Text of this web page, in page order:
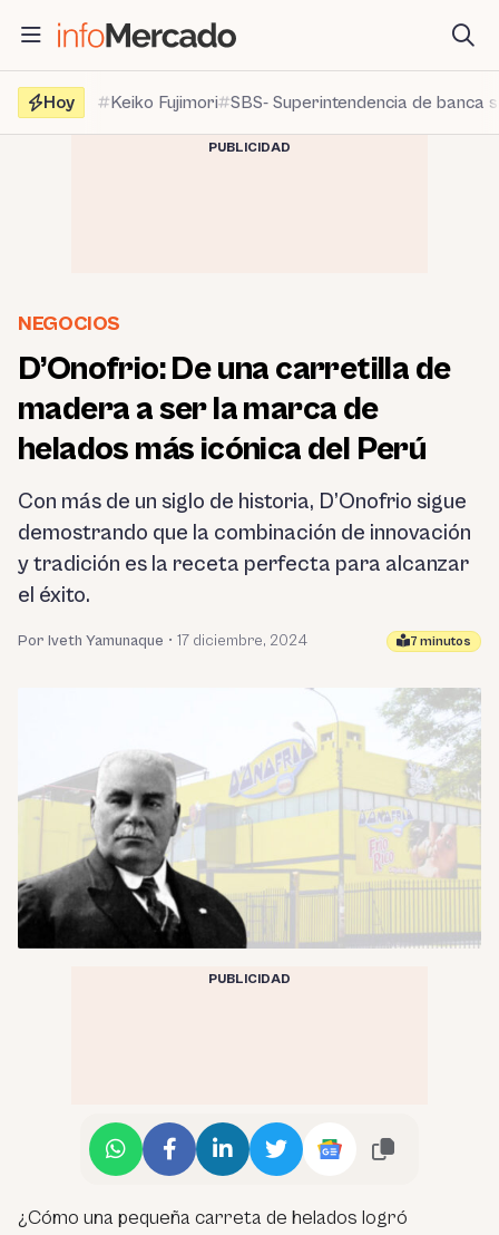
contenido
Hoy
Keiko Fujimori SBS- Superintendencia de banca
PUBLICIDAD
NEGOCIOS
D’Onofrio: De una carretilla de
madera a ser la marca de
helados más icónica del Perú
Con más de un siglo de historia, D’Onofrio sigue
demostrando que la combinación de innovación
y tradición es la receta perfecta para alcanzar
el éxito.
Por Iveth Yamunaque • 17 diciembre, 2024 7 minutos
PUBLICIDAD
¿Cómo una pequeña carreta de helados logró